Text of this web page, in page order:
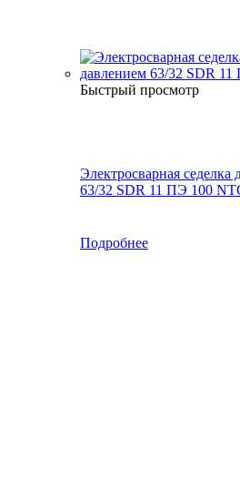
Быстрый просмотр
Электросварная седелка
63/32 SDR 11 ПЭ 100
Подробнее